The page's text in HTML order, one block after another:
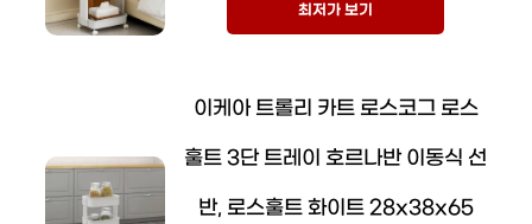
최저가 보기
이케아 트롤리 카트 로스코그 로스
훌트 3단 트레이 호르나반 이동식 선
반, 로스훌트 화이트 28x38x65